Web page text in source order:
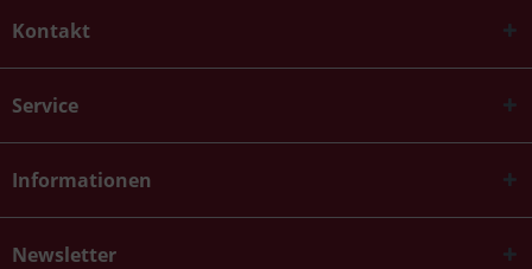
Kontakt
Service
Informationen
Newsletter